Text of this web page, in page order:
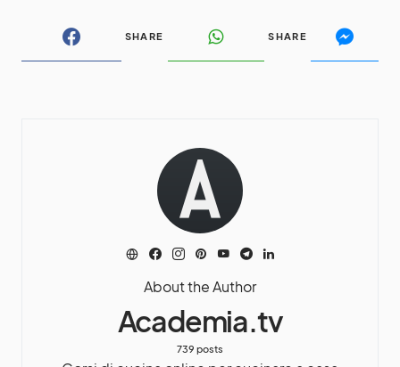
SHARE SHARE
About the Author
Academia.tv
739 posts